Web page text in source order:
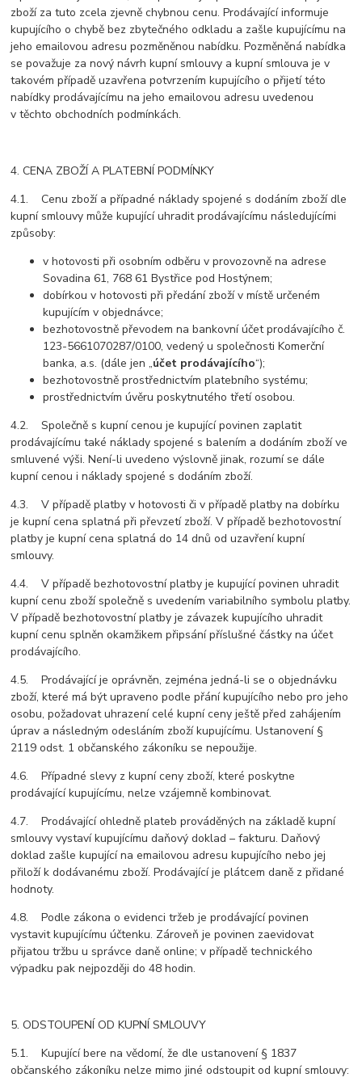
zboží za tuto zcela zjevně chybnou cenu. Prodávající informuje
kupujícího o chybě bez zbytečného odkladu a zašle kupujícímu na
jeho emailovou adresu pozměněnou nabídku. Pozměněná nabídka
se považuje za nový návrh kupní smlouvy a kupní smlouva je v
takovém případě uzavřena potvrzením kupujícího o přijetí této
nabídky prodávajícímu na jeho emailovou adresu uvedenou
v těchto obchodních podmínkách.
4. CENA ZBOŽÍ A PLATEBNÍ PODMÍNKY
4.1. Cenu zboží a případné náklady spojené s dodáním zboží dle
kupní smlouvy může kupující uhradit prodávajícímu následujícími
způsoby:
v hotovosti při osobním odběru v provozovně na adrese
Sovadina 61, 768 61 Bystřice pod Hostýnem;
dobírkou v hotovosti při předání zboží v místě určeném
kupujícím v objednávce;
bezhotovostně převodem na bankovní účet prodávajícího č.
123-5661070287/0100, vedený u společnosti Komerční
banka, a.s. (dále jen „účet prodávajícího“);
bezhotovostně prostřednictvím platebního systému;
prostřednictvím úvěru poskytnutého třetí osobou.
4.2. Společně s kupní cenou je kupující povinen zaplatit
prodávajícímu také náklady spojené s balením a dodáním zboží ve
smluvené výši. Není-li uvedeno výslovně jinak, rozumí se dále
kupní cenou i náklady spojené s dodáním zboží.
4.3. V případě platby v hotovosti či v případě platby na dobírku
je kupní cena splatná při převzetí zboží. V případě bezhotovostní
platby je kupní cena splatná do 14 dnů od uzavření kupní
smlouvy.
4.4. V případě bezhotovostní platby je kupující povinen uhradit
kupní cenu zboží společně s uvedením variabilního symbolu platby.
V případě bezhotovostní platby je závazek kupujícího uhradit
kupní cenu splněn okamžikem připsání příslušné částky na účet
prodávajícího.
4.5. Prodávající je oprávněn, zejména jedná-li se o objednávku
zboží, které má být upraveno podle přání kupujícího nebo pro jeho
osobu, požadovat uhrazení celé kupní ceny ještě před zahájením
úprav a následným odesláním zboží kupujícímu. Ustanovení §
2119 odst. 1 občanského zákoníku se nepoužije.
4.6. Případné slevy z kupní ceny zboží, které poskytne
prodávající kupujícímu, nelze vzájemně kombinovat.
4.7. Prodávající ohledně plateb prováděných na základě kupní
smlouvy vystaví kupujícímu daňový doklad – fakturu. Daňový
doklad zašle kupující na emailovou adresu kupujícího nebo jej
přiloží k dodávanému zboží. Prodávající je plátcem daně z přidané
hodnoty.
4.8. Podle zákona o evidenci tržeb je prodávající povinen
vystavit kupujícímu účtenku. Zároveň je povinen zaevidovat
přijatou tržbu u správce daně online; v případě technického
výpadku pak nejpozději do 48 hodin.
5. ODSTOUPENÍ OD KUPNÍ SMLOUVY
5.1. Kupující bere na vědomí, že dle ustanovení § 1837
občanského zákoníku nelze mimo jiné odstoupit od kupní smlouvy: